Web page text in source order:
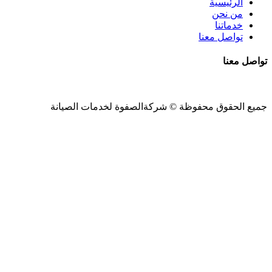
الرئيسية
من نحن
خدماتنا
تواصل معنا
تواصل معنا
جميع الحقوق محفوظة © شركةالصفوة لخدمات الصيانة